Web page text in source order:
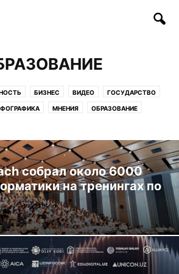
БИЗНЕС ВИДЕО ГОСУДАРСТВО
МНЕНИЯ ОБРАЗОВАНИЕ
ТЕХНОЛОГИИ ФИНАНСЫ ФОТО
ЦИФРЫ И ФАКТЫ
собрал около 6000
на тренингах по